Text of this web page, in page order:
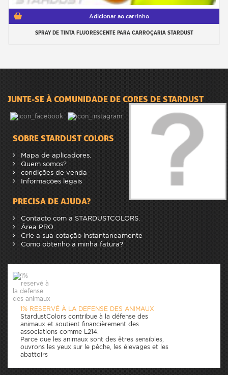
Adicionar ao carrinho
SPRAY DE TINTA FLUORESCENTE PARA CARROÇARIA STARDUST
JUNTE-SE À COMUNIDADE DE CORES DE STARDUST
SOBRE STARDUST COLORS
Mapa de aplicadores.
Quem somos?
condições de venda
Informações legais
PRECISA DE AJUDA?
Contacto com a STARDUSTCOLORS.
Área PRO
Crie a sua cotação instantaneamente
Como obtenho a minha fatura?
1% RESERVÉ À LA DEFENSE DES ANIMAUX
StardustColors contribue à la défense des
animaux et soutient financièrement des
associations comme L214.
Parce que les animaux sont des êtres sensibles,
ouvrons les yeux sur le pêche, les élevages et les
abattoirs